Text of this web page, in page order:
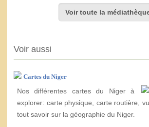
Voir toute la
Voir aussi
Cartes du Niger
Nos différentes cartes du Niger à
explorer: carte physique, carte routière,
tout savoir sur la géographie du Niger.